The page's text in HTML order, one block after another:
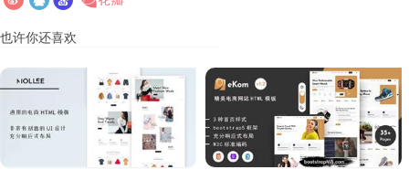
也许你还喜欢